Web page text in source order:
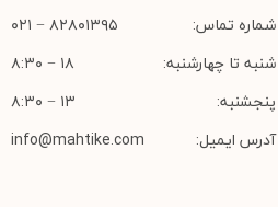
شماره تماس:
۸۲۸۰۱۳۹۵ − ۰۲۱
شنبه تا چهارشنبه:
۱۸ − ۸:۳۰
پنجشنبه:
۱۳ − ۸:۳۰
آدرس ایمیل:
info@mahtike.com